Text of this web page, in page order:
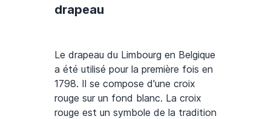
drapeau
Le drapeau du Limbourg en Belgique
a été utilisé pour la première fois en
1798. Il se compose d'une croix
rouge sur un fond blanc. La croix
rouge est un symbole de la tradition